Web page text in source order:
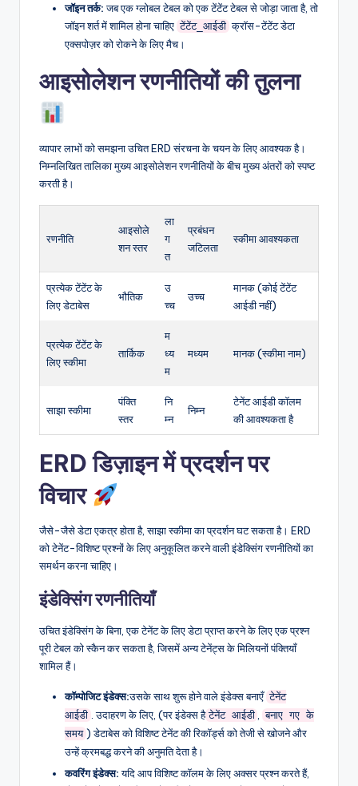
जॉइन तर्क:जब एक ग्लोबल टेबल को एक टेंटेंट टेबल से जोड़ा जाता है, तो
जॉइन शर्त में शामिल होना चाहिए टेंटेंट_आईडी क्रॉस-टेंटेंट डेटा
एक्सपोज़र को रोकने के लिए मैच।
आइसोलेशन रणनीतियों की तुलना
व्यापार लाभों को समझना उचित ERD संरचना के चयन के लिए आवश्यक है।
निम्नलिखित तालिका मुख्य आइसोलेशन रणनीतियों के बीच मुख्य अंतरों को स्पष्ट
करती है।
रणनीति
आइसोले
शन स्तर
ला
ग
त
प्रबंधन
जटिलता
स्कीमा आवश्यकता
प्रत्येक टेंटेंट के
लिए डेटाबेस
भौतिक
उ
च्च
उच्च
मानक (कोई टेंटेंट
आईडी नहीं)
प्रत्येक टेंटेंट के
लिए स्कीमा
तार्किक
म
ध्य
म
मध्यम मानक (स्कीमा नाम)
साझा स्कीमा
पंक्ति
स्तर
नि
म्न
निम्न
टेनेंट आईडी कॉलम
की आवश्यकता है
ERD डिज़ाइन में प्रदर्शन पर
विचार
जैसे-जैसे डेटा एकत्र होता है, साझा स्कीमा का प्रदर्शन घट सकता है। ERD
को टेनेंट-विशिष्ट प्रश्नों के लिए अनुकूलित करने वाली इंडेक्सिंग रणनीतियों का
समर्थन करना चाहिए।
इंडेक्सिंग रणनीतियाँ
उचित इंडेक्सिंग के बिना, एक टेनेंट के लिए डेटा प्राप्त करने के लिए एक प्रश्न
पूरी टेबल को स्कैन कर सकता है, जिसमें अन्य टेनेंट्स के मिलियनों पंक्तियाँ
शामिल हैं।
कॉम्पोजिट इंडेक्स:उसके साथ शुरू होने वाले इंडेक्स बनाएँ टेनेंट
आईडी . उदाहरण के लिए, (पर इंडेक्स है टेनेंट आईडी
बनाए गए के
समय ) डेटाबेस को विशिष्ट टेनेंट की रिकॉर्ड्स को तेजी से खोजने और
उन्हें क्रमबद्ध करने की अनुमति देता है।
कवरिंग इंडेक्स:यदि आप विशिष्ट कॉलम के लिए अक्सर प्रश्न करते हैं,